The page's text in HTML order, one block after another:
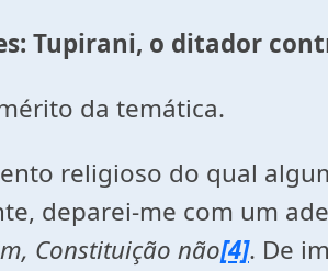
Tupirani, o ditador
da temática.
religioso do qual
deparei-me com um
Constituição não[4]. De